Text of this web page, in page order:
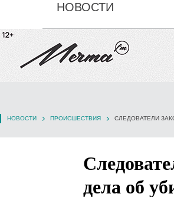
НОВОСТИ
НОВОСТИ ПРОИСШЕСТВИЯ СЛЕДОВАТЕЛИ
дела об